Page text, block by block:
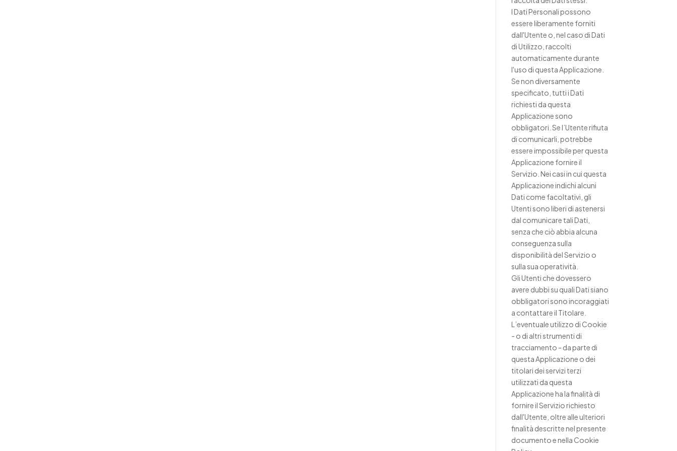
I Dati Personali possono
essere liberamente forniti
dall'Utente o, nel caso di Dati
di Utilizzo, raccolti
automaticamente durante
l'uso di questa Applicazione.
Se non diversamente
specificato, tutti i Dati
richiesti da questa
Applicazione sono
obbligatori. Se l’Utente rifiuta
di comunicarli, potrebbe
essere impossibile per questa
Applicazione fornire il
Servizio. Nei casi in cui questa
Applicazione indichi alcuni
Dati come facoltativi, gli
Utenti sono liberi di astenersi
dal comunicare tali Dati,
senza che ciò abbia alcuna
conseguenza sulla
disponibilità del Servizio o
sulla sua operatività.
Gli Utenti che dovessero
avere dubbi su quali Dati siano
obbligatori sono incoraggiati
a contattare il Titolare.
L’eventuale utilizzo di Cookie
- o di altri strumenti di
tracciamento - da parte di
questa Applicazione o dei
titolari dei servizi terzi
utilizzati da questa
Applicazione ha la finalità di
fornire il Servizio richiesto
dall'Utente, oltre alle ulteriori
finalità descritte nel presente
documento e nella Cookie